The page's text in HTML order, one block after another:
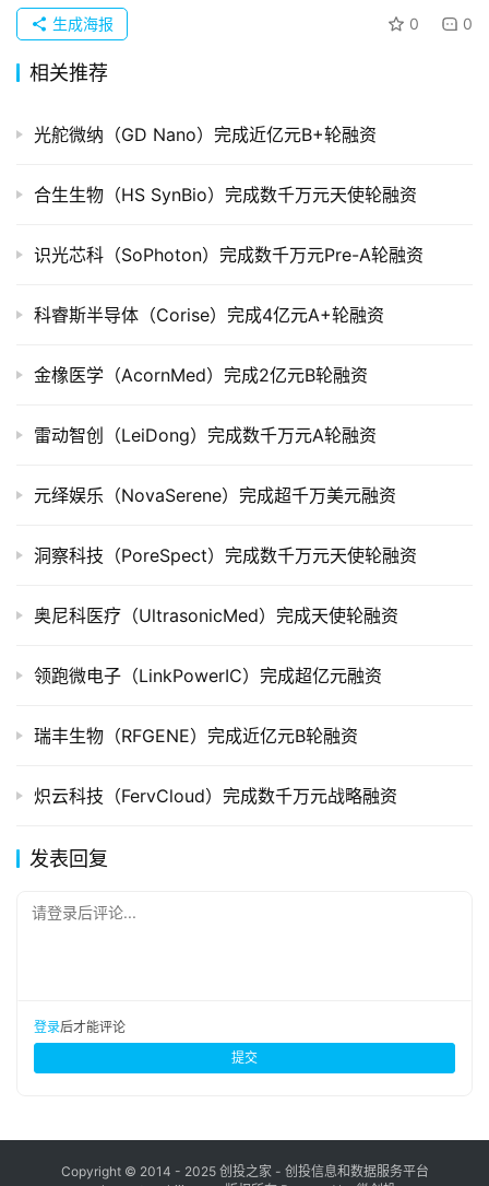
购
组
公
上
创
数
业
院
登录 0 0
生成海报
相关推荐
光舵微纳（GD Nano）完成近亿元B+轮融资
合生生物（HS SynBio）完成数千万元天使轮融资
识光芯科（SoPhoton）完成数千万元Pre-A轮融资
科睿斯半导体（Corise）完成4亿元A+轮融资
金橡医学（AcornMed）完成2亿元B轮融资
雷动智创（LeiDong）完成数千万元A轮融资
元绎娱乐（NovaSerene）完成超千万美元融资
洞察科技（PoreSpect）完成数千万元天使轮融资
奥尼科医疗（UltrasonicMed）完成天使轮融资
领跑微电子（LinkPowerIC）完成超亿元融资
瑞丰生物（RFGENE）完成近亿元B轮融资
炽云科技（FervCloud）完成数千万元战略融资
发表回复
请登录后评论...
登录后才能评论
提交
Copyright © 2014 - 2025 创投之家 - 创投信息和数据服务平台